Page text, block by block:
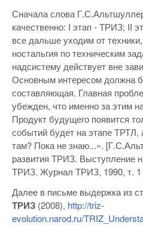
​​Сначала слова
качественно: I этап - ТРИЗ; II
все дальше уходим от
ностальгия по техническим
надсистему действует вне
Основным интересом должна
составляющая. Главная
убежден, что именно за этим
Продукт будущего появится
событий будет на этапе ТРТЛ,
там? Пока не знаю...».
развития ТРИЗ. Выступление
ТРИЗ. Журнал ТРИЗ, 1990, т.
Далее в письме выдержка из
ТРИЗ (2008), http://triz-
evolution.narod.ru/